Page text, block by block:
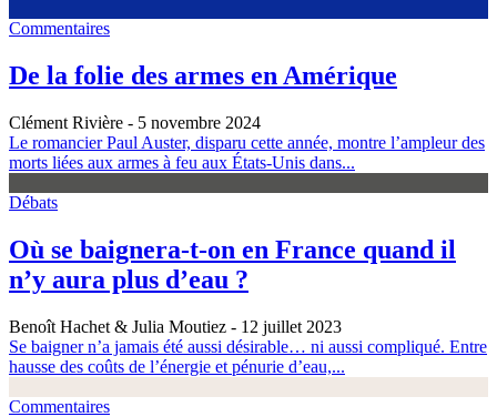
Commentaires
De la folie des armes en Amérique
Clément Rivière - 5 novembre 2024
Le romancier Paul Auster, disparu cette année, montre l’ampleur des
morts liées aux armes à feu aux États-Unis dans...
Débats
Où se baignera-t-on en France quand il
n’y aura plus d’eau ?
Benoît Hachet & Julia Moutiez - 12 juillet 2023
Se baigner n’a jamais été aussi désirable… ni aussi compliqué. Entre
hausse des coûts de l’énergie et pénurie d’eau,...
Commentaires